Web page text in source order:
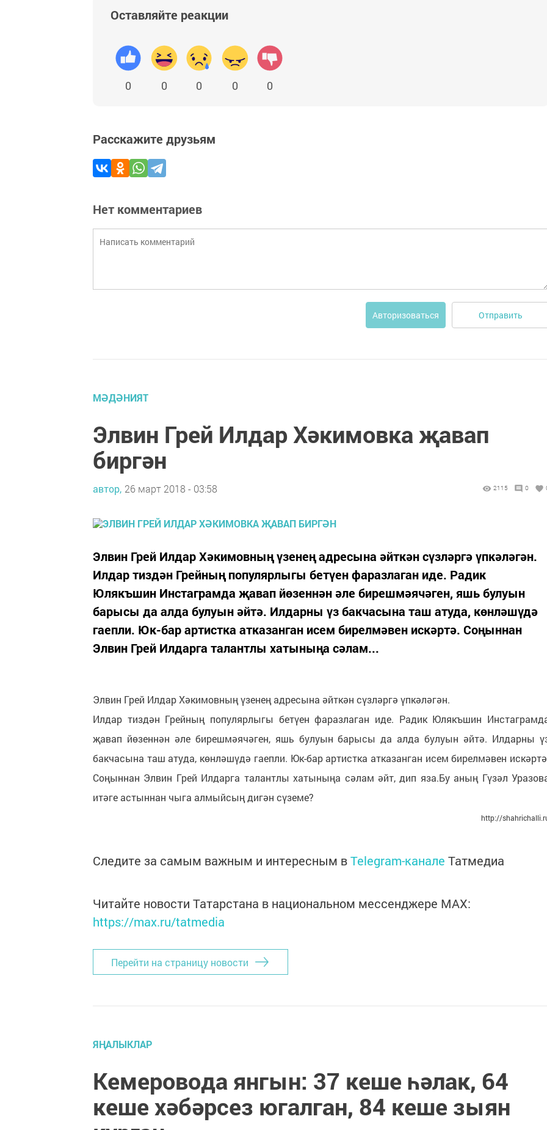
Оставляйте реакции
0 0 0 0 0
Расскажите друзьям
Нет комментариев
Авторизоваться Отправить
МӘДӘНИЯТ
Элвин Грей Илдар Хәкимовка җавап
биргән
автор, 26 март 2018 - 03:58 2115 0
Элвин Грей Илдар Хәкимовның үзенең адресына әйткән сүзләргә үпкәләгән.
Илдар тиздән Грейның популярлыгы бетүен фаразлаган иде. Радик
Юлякъшин Инстаграмда җавап йөзеннән әле бирешмәячәген, яшь булуын
барысы да алда булуын әйтә. Илдарны үз бакчасына таш атуда, көнләшүдә
гаепли. Юк-бар артистка атказанган исем бирелмәвен искәртә. Соңыннан
Элвин Грей Илдарга талантлы хатыныңа сәлам...
Элвин Грей Илдар Хәкимовның үзенең адресына әйткән сүзләргә үпкәләгән.
Илдар тиздән Грейның популярлыгы бетүен фаразлаган иде. Радик Юлякъшин
җавап йөзеннән әле бирешмәячәген, яшь булуын барысы да алда булуын әйтә. Илдарны
бакчасына таш атуда, көнләшүдә гаепли. Юк-бар артистка атказанган исем бирелмәвен
Соңыннан Элвин Грей Илдарга талантлы хатыныңа сәлам әйт, дип яза.Бу аның Гүзәл
итәге астыннан чыга алмыйсың дигән сүземе?
http://
Следите за самым важным и интересным вTelegram-канале Татмедиа
Читайте новости Татарстана в национальном мессенджере MАХ:
https://max.ru/tatmedia
Перейти на страницу новости
ЯҢАЛЫКЛАР
Кемеровода янгын: 37 кеше һәлак, 64
кеше хәбәрсез югалган, 84 кеше зыян